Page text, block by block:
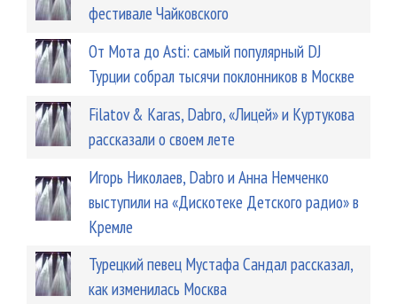
фестивале Чайковского
От Мота до Asti: самый популярный DJ
Турции собрал тысячи поклонников в Москве
Filatov & Karas, Dabro, «Лицей» и Куртукова
рассказали о своем лете
Игорь Николаев, Dabro и Анна Немченко
выступили на «Дискотеке Детского радио» в
Кремле
Турецкий певец Мустафа Сандал рассказал,
как изменилась Москва